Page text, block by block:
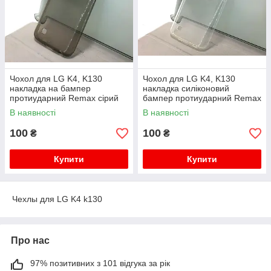
Чохол для LG K4, K130
накладка на бампер
протиударний Remax сірий
В наявності
100 ₴
Купити
Чохол для LG K4, K130
накладка силіконовий
бампер протиударний Remax
прозорий
В наявності
100 ₴
Купити
Чехлы для LG K4 k130
Про нас
97% позитивних з 101 відгука за рік